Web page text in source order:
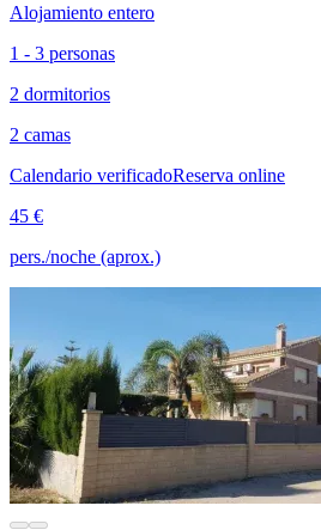
Alojamiento entero
1 - 3 personas
2 dormitorios
2 camas
Calendario verificadoReserva online
45 €
pers./noche (aprox.)